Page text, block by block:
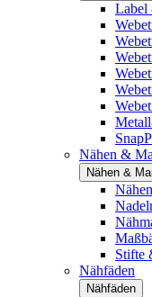
Label
Nähen &
Nähen &
Stifte
Nähfäden
Nähfäden